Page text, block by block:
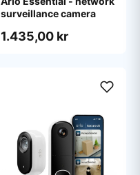
surveillance camera
1.435,00 kr